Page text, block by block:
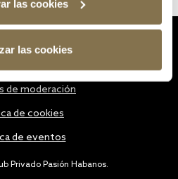
las cookies
las cookies
Privado Pasión Habanos.
de moderación
de cookies
de eventos